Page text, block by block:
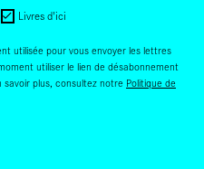
Livres d'ici
utilisée pour vous envoyer les lettres
utiliser le lien de désabonnement
plus, consultez notre Politique de